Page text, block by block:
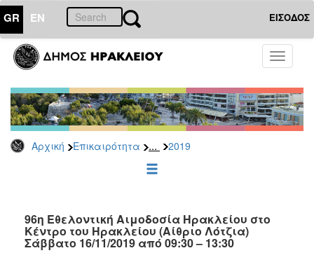
GR EN ΕΙΣΟΔΟΣ
Toggle
Αρχική Επικαιρότητα ... 2019
ΕΠΙΚΑΙΡΟΤΗΤΑ
Τύπου
Αρχείο
2026
2025
2022
2021
96η Εθελοντική Αιμοδοσία Ηρακλείου στο
Κέντρο του Ηρακλείου (Αίθριο Λότζια)
Σάββατο 16/11/2019 από 09:30 – 13:30